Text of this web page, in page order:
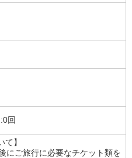
回
て】
にご旅行に必要なチケット類を